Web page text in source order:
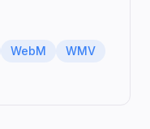
WebM
WMV